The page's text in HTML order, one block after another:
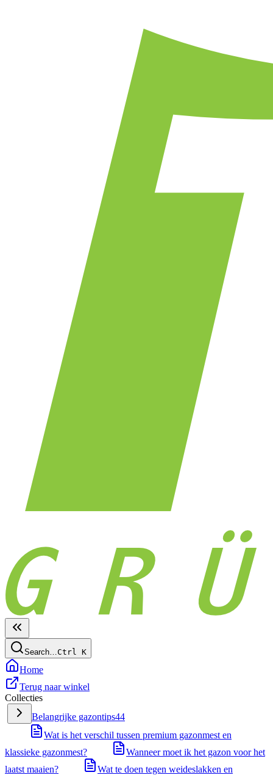
Search…Ctrl K
Home
Terug naar winkel
Collecties
Belangrijke gazontips44
Wat is het verschil tussen premium gazonmest en
klassieke gazonmest?
Wanneer moet ik het gazon voor het
laatst maaien?
Wat te doen tegen weideslakken en